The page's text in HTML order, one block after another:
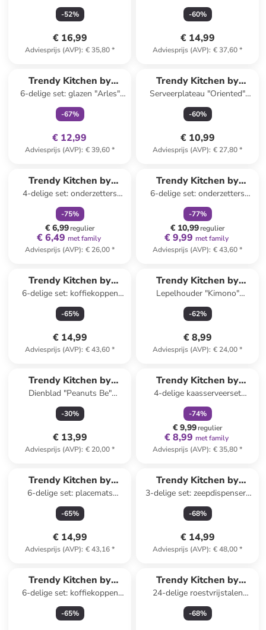
oranje/grijs - 1,5 l
-52%
€ 16,99
Adviesprijs (AVP): € 35,80*
(L)60 x (B)40 cm
-60%
€ 14,99
Adviesprijs (AVP): € 37,60*
Trendy Kitchen by
EXCÉLSA
6-delige set: glazen "Arles"
meerkleurig - 350 ml
-67%
€ 12,99
Adviesprijs (AVP): € 39,60*
Trendy Kitchen by
EXCÉLSA
Serveerplateau "Oriented"
blauw - (L)20 x (B)12 cm
-60%
€ 10,99
Adviesprijs (AVP): € 27,80*
Trendy Kitchen by
EXCÉLSA
4-delige set: onderzetters
"Vintage Toys" rood/blauw -
Ø 10,5 cm
-75%
€ 6,99regulier
€ 6,49 met family
Adviesprijs (AVP): € 26,00*
Trendy Kitchen by
EXCÉLSA
6-delige set: onderzetters
"Peanut'' blauw/mintgroen - Ø
10,5 cm
-77%
€ 10,99regulier
€ 9,99 met family
Adviesprijs (AVP): € 43,60*
Trendy Kitchen by
EXCÉLSA
6-delige set: koffiekoppen
"Fuji" meerkleurig
-65%
€ 14,99
Adviesprijs (AVP): € 43,60*
Trendy Kitchen by
EXCÉLSA
Lepelhouder "Kimono"
meerkleurig - (L)26,5 cm
-62%
€ 8,99
Adviesprijs (AVP): € 24,00*
Trendy Kitchen by
EXCÉLSA
Dienblad "Peanuts Be"
wit/geel/roze - (L)38,5 x
(B)27,5 cm
-30%
€ 13,99
Adviesprijs (AVP): € 20,00*
Trendy Kitchen by
EXCÉLSA
4-delige kaasserveerset
"Premium Quality"
zwart/naturel
-74%
€ 9,99regulier
€ 8,99 met family
Adviesprijs (AVP): € 35,80*
Trendy Kitchen by
EXCÉLSA
6-delige set: placemats
"Trinacria" meerkleurig - (L)43
x (B)28,5 cm
-65%
€ 14,99
Adviesprijs (AVP): € 43,16*
Trendy Kitchen by
EXCÉLSA
3-delige set: zeepdispensers
"Peanuts" crème/blauw
-68%
€ 14,99
Adviesprijs (AVP): € 48,00*
Trendy Kitchen by
EXCÉLSA
6-delige set: koffiekoppen
"Dino" wit/oranje/groen
-65%
Trendy Kitchen by
EXCÉLSA
24-delige roestvrijstalen
bestekset "Drops"
-68%